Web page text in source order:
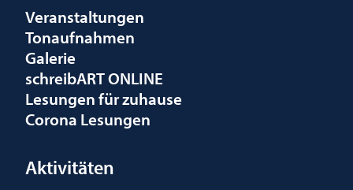
Veranstaltungen
Tonaufnahmen
Galerie
schreibART ONLINE
Lesungen für zuhause
Corona Lesungen
Aktivitäten